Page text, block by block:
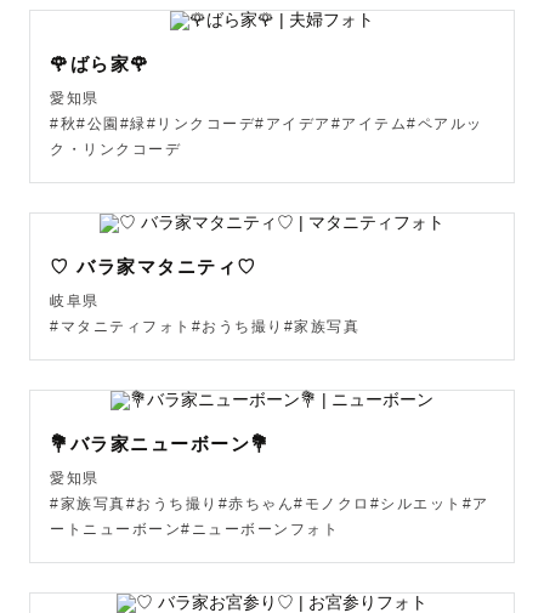
その方らしさを大切に撮影させていただきます♡
"こんな雰囲気の写真が好き"
などゲスト様のご要望にそって一緒に考えていきたいの
ださい☺️
写真に慣れてない方にも安心していただけるよう
お話しをしてコミュニケーションをとりながら撮影した
り、ポージングの指示もこちらからさせていただきます🌿
リラックスして撮影を楽しんでいただけるよう
動物さん大好きなのでペット撮影も可能です🐶
お写真の仕上がりは
🌹ばら家🌹
愛知県
#秋#公園#緑#リンクコーデ#アイデア#アイテム#ペアルッ
ク・リンクコーデ
♡ バラ家マタニティ♡
岐阜県
#マタニティフォト#おうち撮り#家族写真
💐バラ家ニューボーン💐
愛知県
#家族写真#おうち撮り#赤ちゃん#モノクロ#シルエット#ア
ートニューボーン#ニューボーンフォト